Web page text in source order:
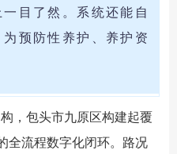
目了然。系统还能自
预防性养护、养护资
，包头市九原区构建起覆
全流程数字化闭环。路况